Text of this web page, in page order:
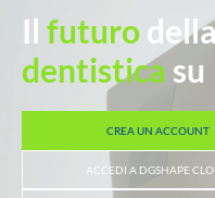
Il futuro
dentistica su
CREA UN ACCOUNT
ACCEDI A DGSHAPE